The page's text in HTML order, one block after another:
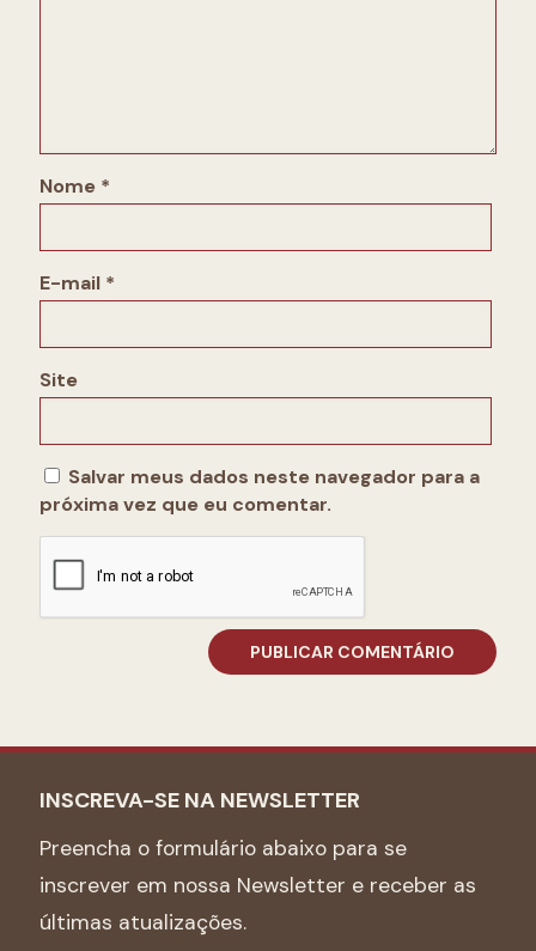
Nome *
E-mail *
Site
Salvar meus dados neste navegador para a
próxima vez que eu comentar.
INSCREVA-SE NA NEWSLETTER
Preencha o formulário abaixo para se
inscrever em nossa Newsletter e receber as
últimas atualizações.